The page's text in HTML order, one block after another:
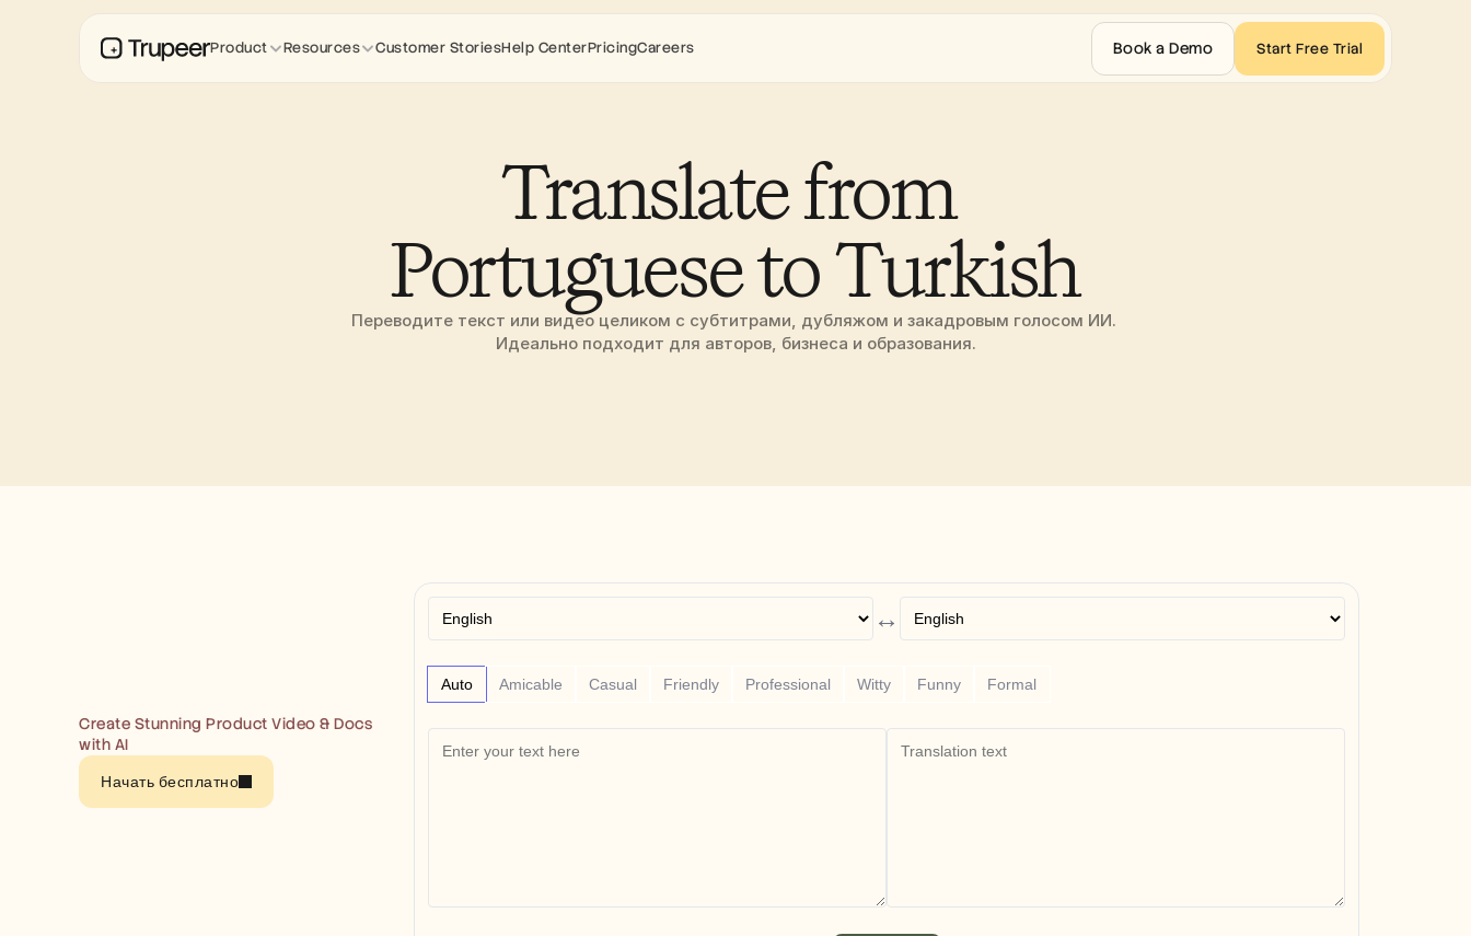
Translate from
Portuguese to Turkish
Переводите текст или видео целиком с субтитрами, дубляжом и закадровым голосом ИИ.
Идеально подходит для авторов, бизнеса и образования.
Create Stunning Product Video & Docs
with AI
Начать бесплатно
↔
Auto Amicable Casual Friendly Professional Witty Funny Formal
Product Resources Customer StoriesHelp CenterPricingCareers Book a Demo Start Free Trial